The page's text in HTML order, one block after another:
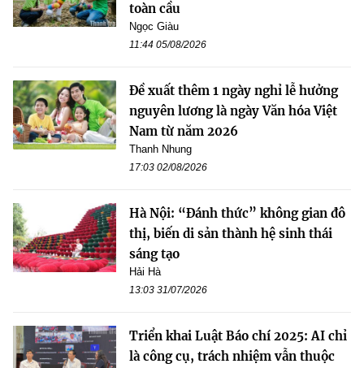
toàn cầu
Ngọc Giàu
11:44 05/08/2026
Đề xuất thêm 1 ngày nghỉ lễ hưởng
nguyên lương là ngày Văn hóa Việt
Nam từ năm 2026
Thanh Nhung
17:03 02/08/2026
Hà Nội: “Đánh thức” không gian đô
thị, biến di sản thành hệ sinh thái
sáng tạo
Hải Hà
13:03 31/07/2026
Triển khai Luật Báo chí 2025: AI chỉ
là công cụ, trách nhiệm vẫn thuộc